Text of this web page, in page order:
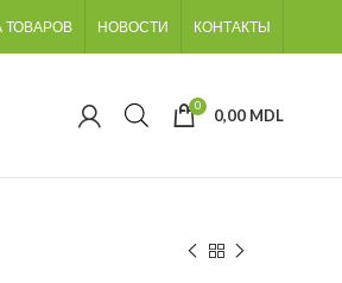
ТОВАРОВ НОВОСТИ КОНТАКТЫ
0 0,00 MDL